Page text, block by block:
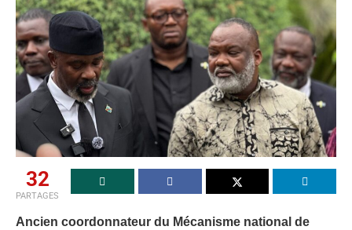
32
PARTAGES
Ancien coordonnateur du Mécanisme national de